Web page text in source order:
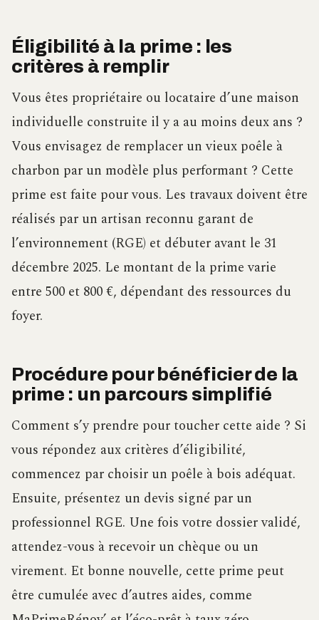
Éligibilité à la prime : les
critères à remplir
Vous êtes propriétaire ou locataire d’une maison
individuelle construite il y a au moins deux ans ?
Vous envisagez de remplacer un vieux poêle à
charbon par un modèle plus performant ? Cette
prime est faite pour vous. Les travaux doivent être
réalisés par un artisan reconnu garant de
l’environnement (RGE) et débuter avant le 31
décembre 2025. Le montant de la prime varie
entre 500 et 800 €, dépendant des ressources du
foyer.
Procédure pour bénéficier de la
prime : un parcours simplifié
Comment s’y prendre pour toucher cette aide ? Si
vous répondez aux critères d’éligibilité,
commencez par choisir un poêle à bois adéquat.
Ensuite, présentez un devis signé par un
professionnel RGE. Une fois votre dossier validé,
attendez-vous à recevoir un chèque ou un
virement. Et bonne nouvelle, cette prime peut
être cumulée avec d’autres aides, comme